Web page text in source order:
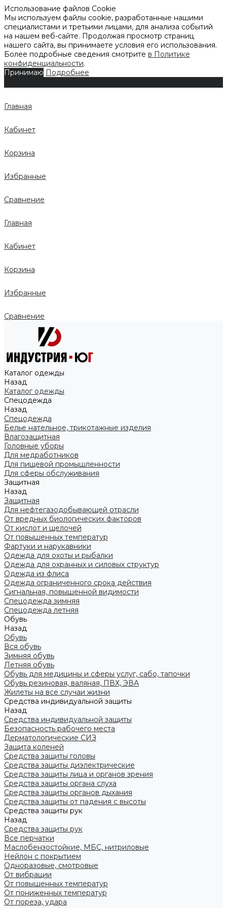
Использование файлов Cookie
Мы используем файлы cookie, разработанные нашими
специалистами и третьими лицами, для анализа событий
на нашем веб-сайте. Продолжая просмотр страниц
нашего сайта, вы принимаете условия его использования.
Более подробные сведения смотрите в Политике
конфиденциальности.
Принимаю Подробнее
Главная
Кабинет
Корзина
Избранные
Сравнение
Главная
Кабинет
Корзина
Избранные
Сравнение
Каталог одежды
Назад
Каталог одежды
Спецодежда
Назад
Спецодежда
Белье нательное, трикотажные изделия
Влагозащитная
Головные уборы
Для медработников
Для пищевой промышленности
Для сферы обслуживания
Защитная
Назад
Защитная
Для нефтегазодобывающей отрасли
От вредных биологических факторов
От кислот и щелочей
От повышенных температур
Фартуки и нарукавники
Одежда для охоты и рыбалки
Одежда для охранных и силовых структур
Одежда из флиса
Одежда ограниченного срока действия
Сигнальная, повышенной видимости
Спецодежда зимняя
Спецодежда летняя
Обувь
Назад
Обувь
Вся обувь
Зимняя обувь
Летняя обувь
Обувь для медицины и сферы услуг, сабо, тапочки
Обувь резиновая, валяная, ПВХ, ЭВА
Жилеты на все случаи жизни
Средства индивидуальной защиты
Назад
Средства индивидуальной защиты
Безопасность рабочего места
Дерматологические СИЗ
Защита коленей
Средства защиты головы
Средства защиты диэлектрические
Средства защиты лица и органов зрения
Средства защиты органа слуха
Средства защиты органов дыхания
Средства защиты от падения с высоты
Средства защиты рук
Назад
Средства защиты рук
Все перчатки
Маслобензостойкие, МБС, нитриловые
Нейлон с покрытием
Одноразовые, смотровые
От вибрации
От повышенных температур
От пониженных температур
От пореза, удара